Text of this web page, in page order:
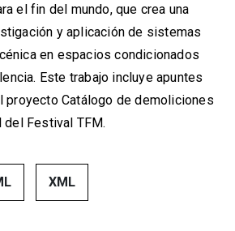
el fin del mundo, que crea una
y aplicación de sistemas
en espacios condicionados
Este trabajo incluye apuntes
proyecto Catálogo de demoliciones
Festival TFM.
XML